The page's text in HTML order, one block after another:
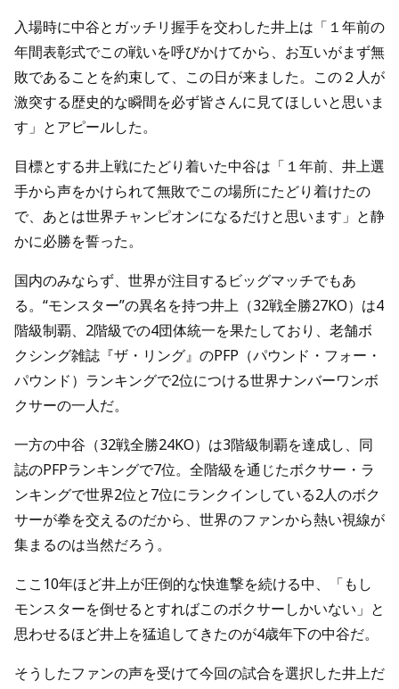
入場時に中谷とガッチリ握手を交わした井上は「１年前の
年間表彰式でこの戦いを呼びかけてから、お互いがまず無
敗であることを約束して、この日が来ました。この２人が
激突する歴史的な瞬間を必ず皆さんに見てほしいと思いま
す」とアピールした。
目標とする井上戦にたどり着いた中谷は「１年前、井上選
手から声をかけられて無敗でこの場所にたどり着けたの
で、あとは世界チャンピオンになるだけと思います」と静
かに必勝を誓った。
国内のみならず、世界が注目するビッグマッチでもあ
る。“モンスター”の異名を持つ井上（32戦全勝27KO）は4
階級制覇、2階級での4団体統一を果たしており、老舗ボ
クシング雑誌『ザ・リング』のPFP（パウンド・フォー・
パウンド）ランキングで2位につける世界ナンバーワンボ
クサーの一人だ。
一方の中谷（32戦全勝24KO）は3階級制覇を達成し、同
誌のPFPランキングで7位。全階級を通じたボクサー・ラ
ンキングで世界2位と7位にランクインしている2人のボク
サーが拳を交えるのだから、世界のファンから熱い視線が
集まるのは当然だろう。
ここ10年ほど井上が圧倒的な快進撃を続ける中、「もし
モンスターを倒せるとすればこのボクサーしかいない」と
思わせるほど井上を猛追してきたのが4歳年下の中谷だ。
そうしたファンの声を受けて今回の試合を選択した井上だ